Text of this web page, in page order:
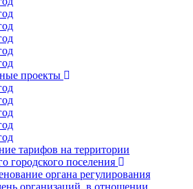
проекты
тарифов на территории
городского поселения
органа регулирования
организаций, в отношении